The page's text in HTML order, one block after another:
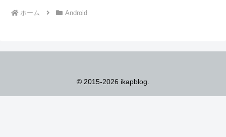
ホーム Android
© 2015-2026 ikapblog.